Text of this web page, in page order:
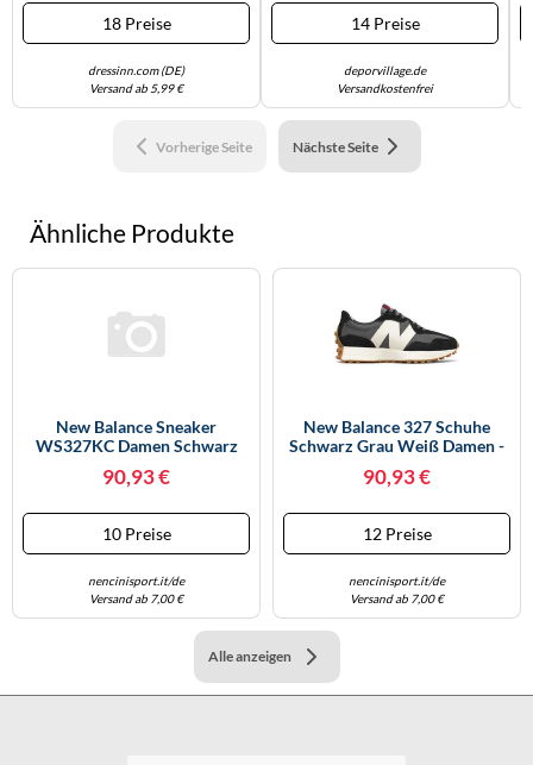
18 Preise
dressinn.com (DE)
Versand ab 5,99 €
14 Preise
deporvillage.de
Versandkostenfrei
Vorherige Seite Nächste Seite
Ähnliche Produkte
New Balance Sneaker
WS327KC Damen Schwarz
90,93 €
10 Preise
nencinisport.it/de
Versand ab 7,00 €
New Balance 327 Schuhe
Schwarz Grau Weiß Damen -
90,93 €
12 Preise
nencinisport.it/de
Versand ab 7,00 €
Alle anzeigen